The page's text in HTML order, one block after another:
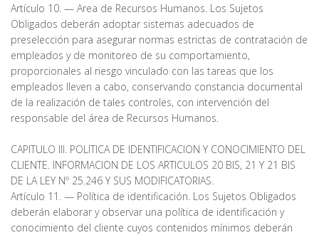
Artículo 10. — Area de Recursos Humanos. Los Sujetos
Obligados deberán adoptar sistemas adecuados de
preselección para asegurar normas estrictas de contratación de
empleados y de monitoreo de su comportamiento,
proporcionales al riesgo vinculado con las tareas que los
empleados lleven a cabo, conservando constancia documental
de la realización de tales controles, con intervención del
responsable del área de Recursos Humanos.
CAPITULO III. POLITICA DE IDENTIFICACION Y CONOCIMIENTO DEL
CLIENTE. INFORMACION DE LOS ARTICULOS 20 BIS, 21 Y 21 BIS
DE LA LEY Nº 25.246 Y SUS MODIFICATORIAS.
Artículo 11. — Política de identificación. Los Sujetos Obligados
deberán elaborar y observar una política de identificación y
conocimiento del cliente cuyos contenidos mínimos deberán